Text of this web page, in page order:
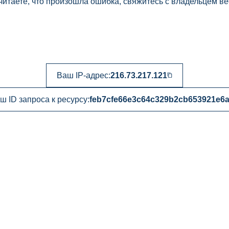
Ваш IP-адрес:216.73.217.121
ID запроса к ресурсу: